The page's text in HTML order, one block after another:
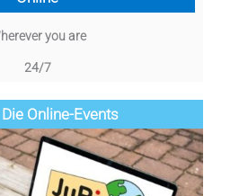
you are
24/7
Online-Events